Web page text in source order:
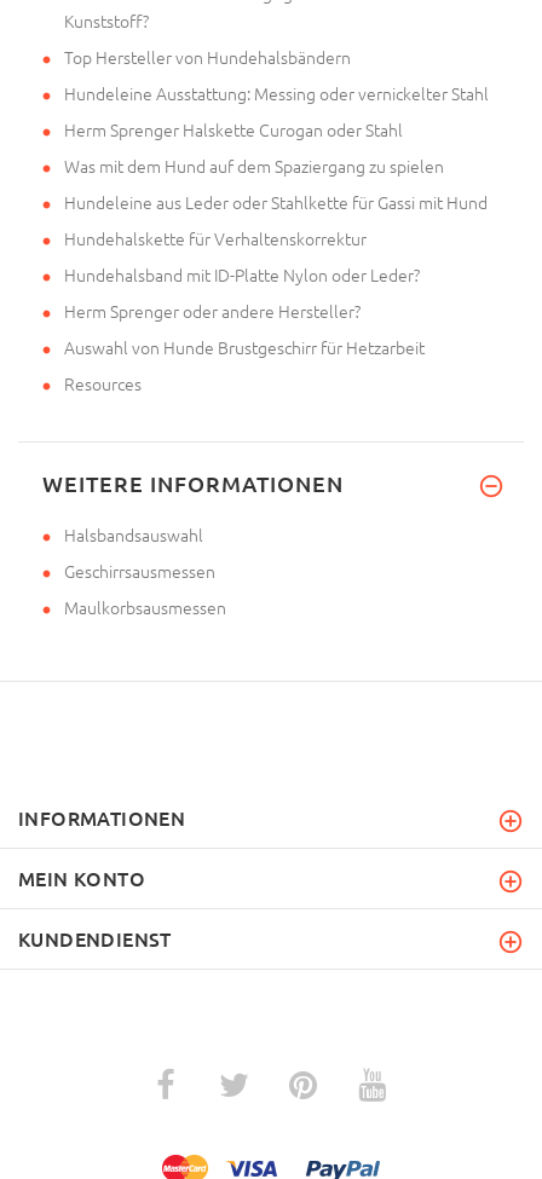
Kunststoff?
Top Hersteller von Hundehalsbändern
Hundeleine Ausstattung: Messing oder vernickelter Stahl
Herm Sprenger Halskette Curogan oder Stahl
Was mit dem Hund auf dem Spaziergang zu spielen
Hundeleine aus Leder oder Stahlkette für Gassi mit Hund
Hundehalskette für Verhaltenskorrektur
Hundehalsband mit ID-Platte Nylon oder Leder?
Herm Sprenger oder andere Hersteller?
Auswahl von Hunde Brustgeschirr für Hetzarbeit
Resources
WEITERE INFORMATIONEN
Halsbandsauswahl
Geschirrsausmessen
Maulkorbsausmessen
INFORMATIONEN
MEIN KONTO
KUNDENDIENST